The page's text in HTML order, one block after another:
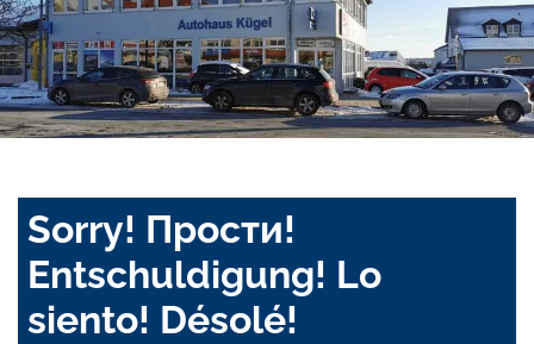
Sorry! Прости!
Entschuldigung! Lo
siento! Désolé!